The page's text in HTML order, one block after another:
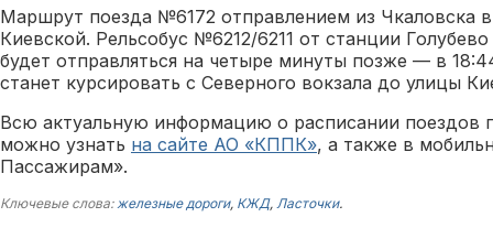
Маршрут поезда №6172 отправлением из Чкаловска
Киевской. Рельсобус №6212/6211 от станции
будет отправляться на четыре минуты позже — в
станет курсировать с Северного вокзала до улицы
Всю актуальную информацию о расписании поездов
можно узнать на сайте АО «КППК», а также в
Пассажирам».
Ключевые слова:железные дороги, КЖД, Ласточки.